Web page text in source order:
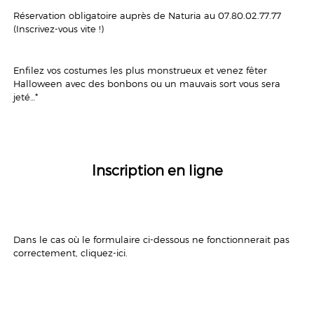
Réservation obligatoire auprès de Naturia au 07.80.02.77.77
(Inscrivez-vous vite !)
Enfilez vos costumes les plus monstrueux et venez fêter
Halloween avec des bonbons ou un mauvais sort vous sera
jeté…*
Inscription en ligne
Dans le cas où le formulaire ci-dessous ne fonctionnerait pas
correctement, cliquez-ici.